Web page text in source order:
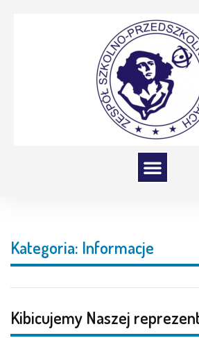
Kategoria: Informacje
Kibicujemy Naszej